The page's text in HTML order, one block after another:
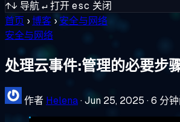
↑↓ 导航↵打开esc 关闭
首页 ›博客 › 安全与网络
安全与网络
处理云事件:管理的必要步
作者 Helena·Jun 25, 2025 ·6 分